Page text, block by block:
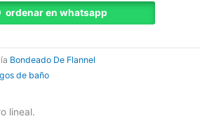
ordenar en whatsapp
Bondeado De Flannel
de baño
lineal.